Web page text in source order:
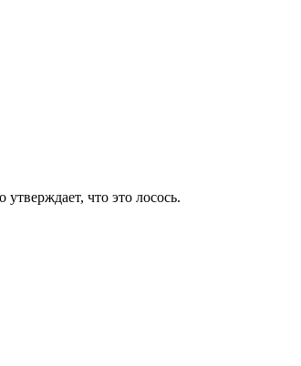
утверждает, что это лосось.